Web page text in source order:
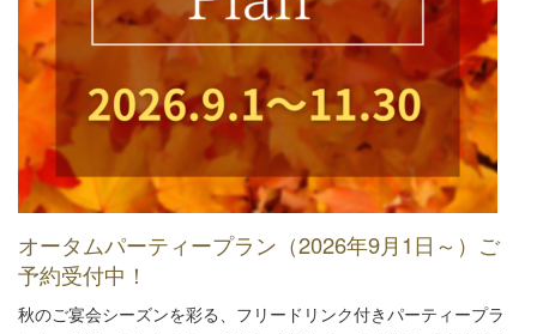
オータムパーティープラン（2026年9月1日～）ご
予約受付中！
秋のご宴会シーズンを彩る、フリードリンク付きパーティープラ